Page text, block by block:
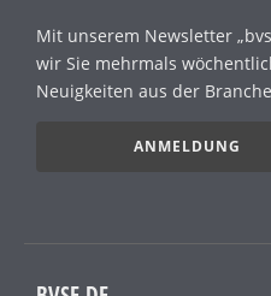
Mit unserem Newsletter
wir Sie mehrmals
Neuigkeiten aus der
ANMELDUNG